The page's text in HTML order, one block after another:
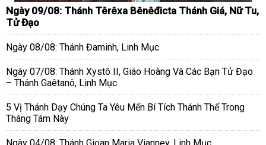
Ngày 09/08: Thánh Têrêxa Bênêđicta Thánh Giá, Nữ Tu,
Tử Đạo
Ngày 08/08: Thánh Đaminh, Linh Mục
Ngày 07/08: Thánh Xystô II, Giáo Hoàng Và Các Bạn Tử Đạo
– Thánh Gaêtanô, Linh Mục
5 Vị Thánh Dạy Chúng Ta Yêu Mến Bí Tích Thánh Thể Trong
Tháng Tám Này
Ngày 04/08: Thánh Gioan Maria Vianney, Linh Mục